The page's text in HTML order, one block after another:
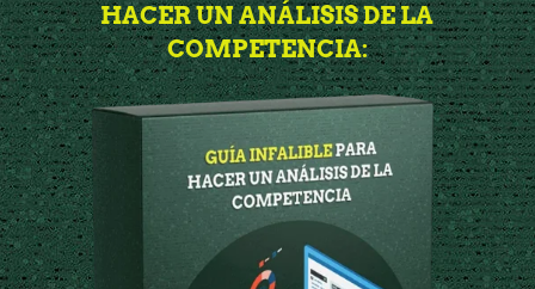
HACER UN ANÁLISIS DE LA
COMPETENCIA: